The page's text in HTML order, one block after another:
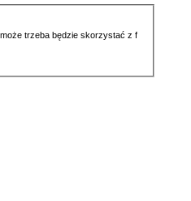
trzeba będzie skorzystać z f